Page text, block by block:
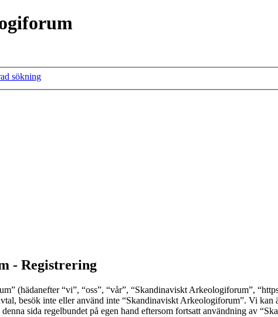
sökning
- Registrering
(hädanefter “vi”, “oss”, “vår”, “Skandinaviskt Arkeologiforum”,
besök inte eller använd inte “Skandinaviskt Arkeologiforum”. Vi
sida regelbundet på egen hand eftersom fortsatt användning av